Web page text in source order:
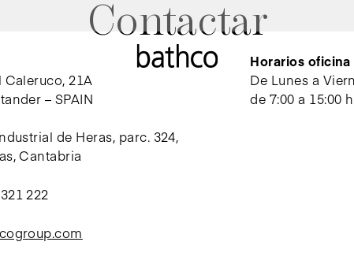
Contactar
Caleruco, 21A
– SPAIN
Horarios
De Lunes a
de 7:00 a 15:00
de Heras, parc. 324,
Cantabria
222